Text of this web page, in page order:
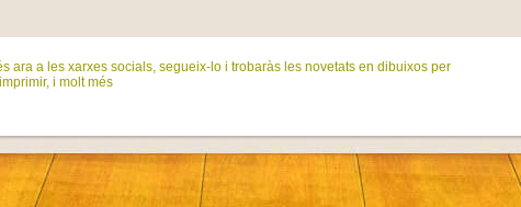
ara a les xarxes socials, segueix-lo i trobaràs les novetats en dibuixos per
i molt més